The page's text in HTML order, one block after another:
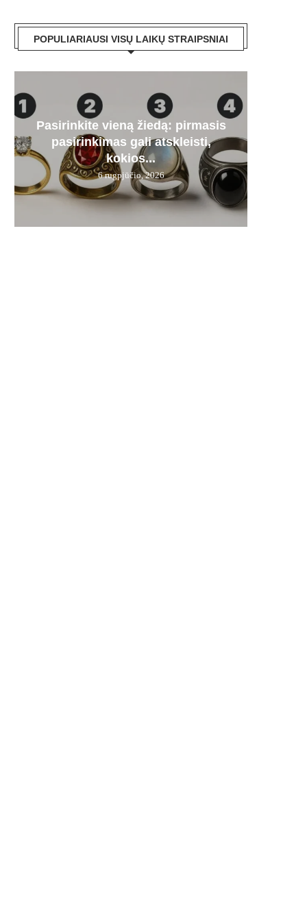
POPULIARIAUSI VISŲ LAIKŲ STRAIPSNIAI
Pasirinkite vieną žiedą: pirmasis
pasirinkimas gali atskleisti,
kokios...
6 rugpjūčio, 2026